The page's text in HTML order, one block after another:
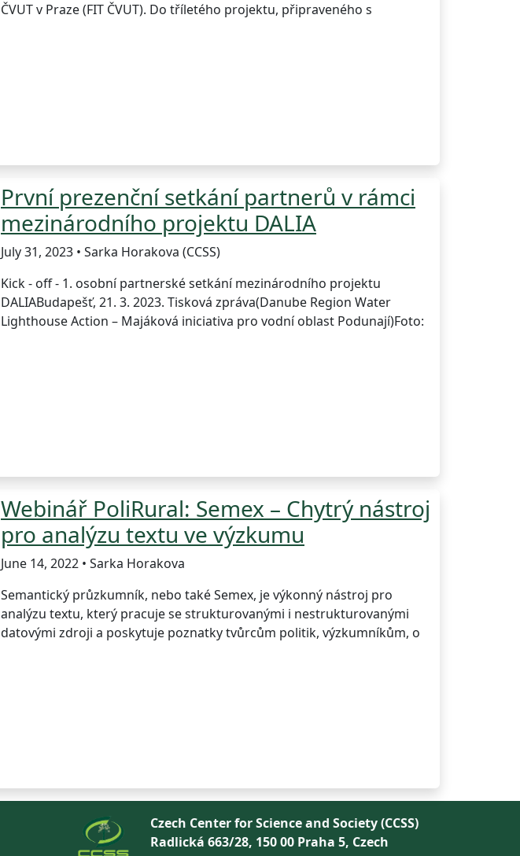
ČVUT v Praze (FIT ČVUT). Do tříletého projektu, připraveného s
První prezenční setkání partnerů v rámci
mezinárodního projektu DALIA
July 31, 2023 • Sarka Horakova (CCSS)
Kick - off - 1. osobní partnerské setkání mezinárodního projektu
DALIABudapešť, 21. 3. 2023. Tisková zpráva(Danube Region Water
Lighthouse Action – Majáková iniciativa pro vodní oblast Podunají)Foto:
Webinář PoliRural: Semex – Chytrý nástroj
pro analýzu textu ve výzkumu
June 14, 2022 • Sarka Horakova
Semantický průzkumník, nebo také Semex, je výkonný nástroj pro
analýzu textu, který pracuje se strukturovanými i nestrukturovanými
datovými zdroji a poskytuje poznatky tvůrcům politik, výzkumníkům, o
Czech Center for Science and Society (CCSS)
Radlická 663/28, 150 00 Praha 5, Czech